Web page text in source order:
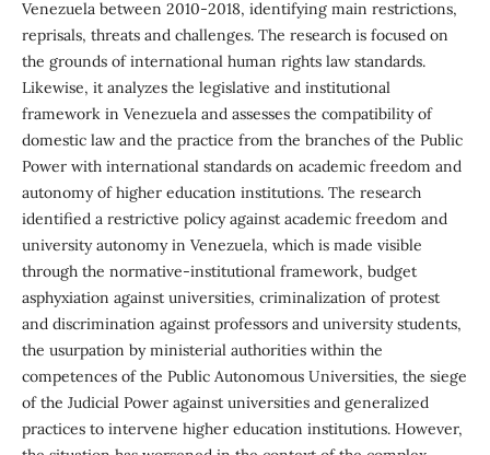
Venezuela between 2010-2018, identifying main restrictions,
reprisals, threats and challenges. The research is focused on
the grounds of international human rights law standards.
Likewise, it analyzes the legislative and institutional
framework in Venezuela and assesses the compatibility of
domestic law and the practice from the branches of the Public
Power with international standards on academic freedom and
autonomy of higher education institutions. The research
identified a restrictive policy against academic freedom and
university autonomy in Venezuela, which is made visible
through the normative-institutional framework, budget
asphyxiation against universities, criminalization of protest
and discrimination against professors and university students,
the usurpation by ministerial authorities within the
competences of the Public Autonomous Universities, the siege
of the Judicial Power against universities and generalized
practices to intervene higher education institutions. However,